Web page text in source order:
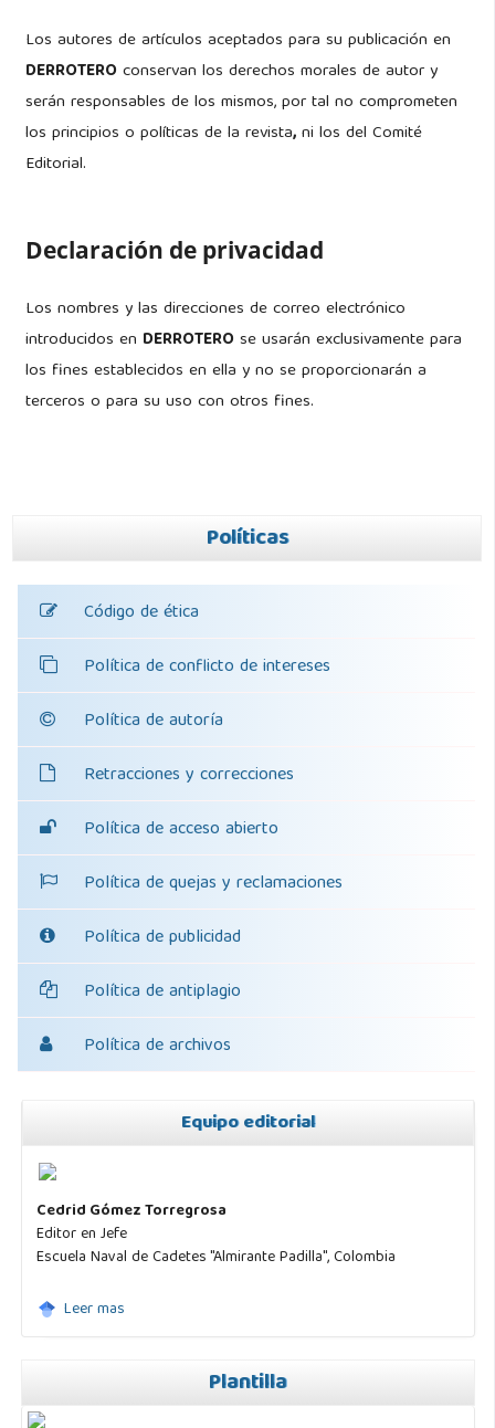
Los autores de artículos aceptados para su publicación en
DERROTERO conservan los derechos morales de autor y
serán responsables de los mismos, por tal no comprometen
los principios o políticas de la revista,ni los del Comité
Editorial.
Declaración de privacidad
Los nombres y las direcciones de correo electrónico
introducidos en DERROTERO se usarán exclusivamente para
los fines establecidos en ella y no se proporcionarán a
terceros o para su uso con otros fines.
Políticas
Código de ética
Política de conflicto de intereses
Política de autoría
Retracciones y correcciones
Política de acceso abierto
Política de quejas y reclamaciones
Política de publicidad
Política de antiplagio
Política de archivos
Equipo editorial
Cedrid Gómez Torregrosa
Editor en Jefe
Escuela Naval de Cadetes "Almirante Padilla", Colombia
Leer mas
Plantilla